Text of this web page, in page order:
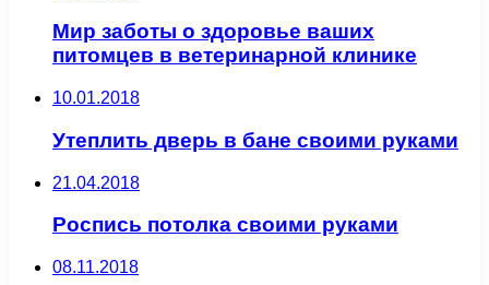
Мир заботы о здоровье ваших
питомцев в ветеринарной клинике
10.01.2018
Утеплить дверь в бане своими руками
21.04.2018
Роспись потолка своими руками
08.11.2018